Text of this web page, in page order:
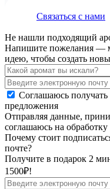
Связаться с нами
Не нашли подходящий
Напишите пожелания —
идею, чтобы создать
Соглашаюсь
предложения
Отправляя данные,
соглашаюсь на
Почему стоит
почте?
Получите в подарок 2
1500₽!